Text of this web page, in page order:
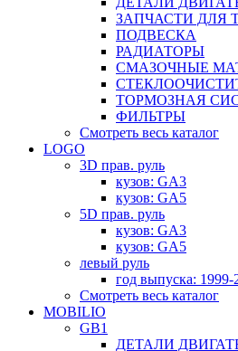
ЗАПЧАСТИ ДЛЯ
ПОДВЕСКА
РАДИАТОРЫ
СМАЗОЧНЫЕ
ТОРМОЗНАЯ
ФИЛЬТРЫ
Смотреть весь каталог
LOGO
3D прав. руль
кузов: GA3
кузов: GA5
5D прав. руль
кузов: GA3
кузов: GA5
левый руль
год выпуска: 1999-
Смотреть весь каталог
MOBILIO
GB1
ДЕТАЛИ